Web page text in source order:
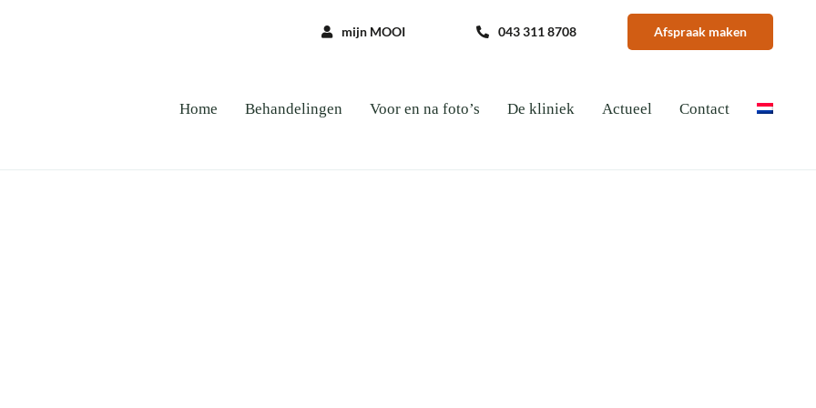
mijn MOOI 043 311 8708 Afspraak maken
Home Behandelingen Voor en na foto’s De kliniek Actueel Contact